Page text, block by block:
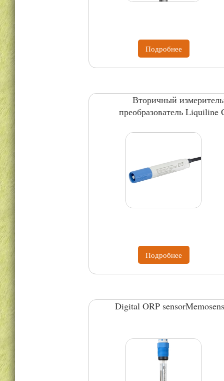
Подробнее
Вторичный
преобразователь Liquiline
Подробнее
Digital ORP